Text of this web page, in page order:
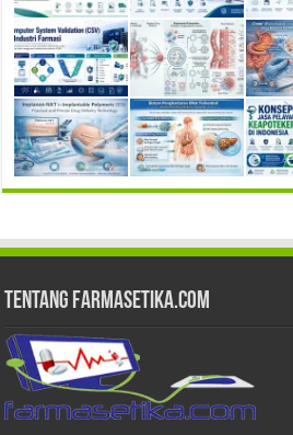
Tentang Farmasetika.com